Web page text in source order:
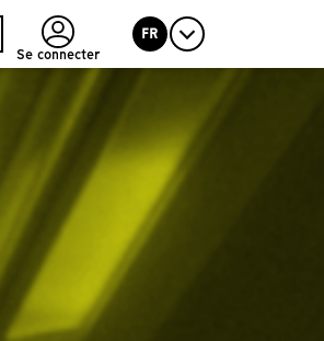
Se connecter
FR